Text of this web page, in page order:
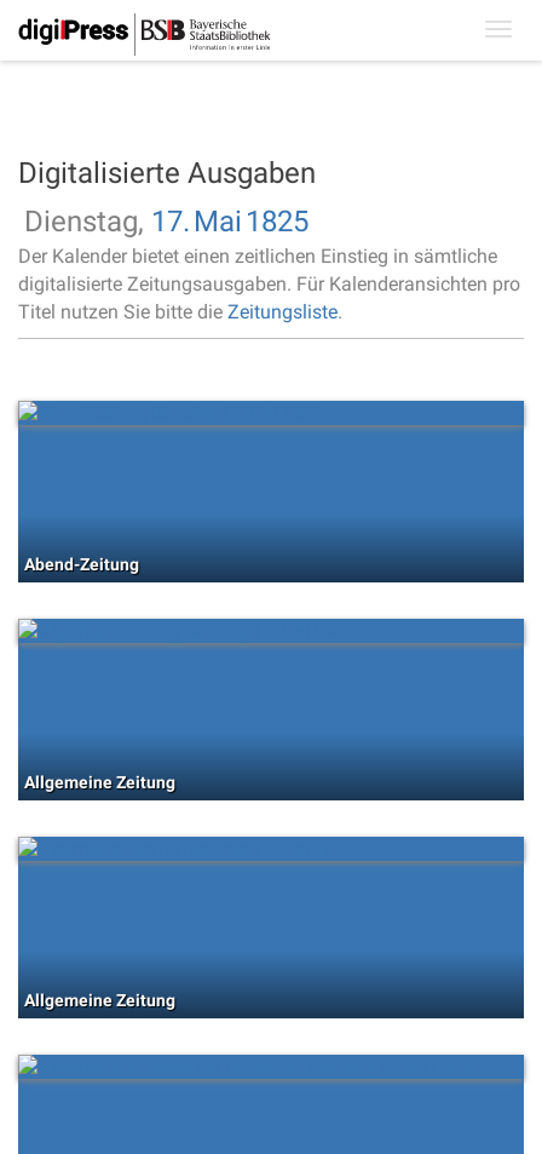
Digitalisierte Ausgaben
Dienstag, 17. Mai 1825
Der Kalender bietet einen zeitlichen Einstieg in sämtliche
digitalisierte Zeitungsausgaben. Für Kalenderansichten pro
Titel nutzen Sie bitte die Zeitungsliste.
Abend-Zeitung
Allgemeine Zeitung
Allgemeine Zeitung